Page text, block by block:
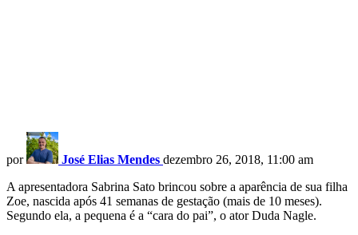
por José Elias Mendes dezembro 26, 2018, 11:00 am
A apresentadora Sabrina Sato brincou sobre a aparência de sua filha
Zoe, nascida após 41 semanas de gestação (mais de 10 meses).
Segundo ela, a pequena é a “cara do pai”, o ator Duda Nagle.